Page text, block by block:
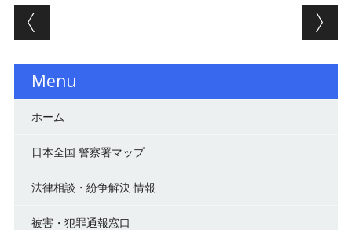
投稿ナビゲーション
Menu
ホーム
日本全国 警察署マップ
法律相談・紛争解決 情報
被害・犯罪通報窓口